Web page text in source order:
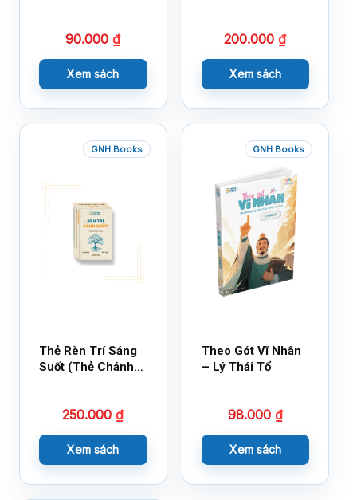
Cùng 150 Sticker
90.000₫
Xem sách
200.000₫
Xem sách
GNH Books
Thẻ Rèn Trí Sáng
Suốt (Thẻ Chánh
250.000₫
Xem sách
GNH Books
Theo Gót Vĩ Nhân
– Lý Thái Tổ
98.000 ₫
Xem sách